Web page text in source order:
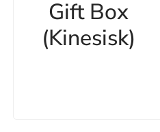
Gift Box
(Kinesisk)